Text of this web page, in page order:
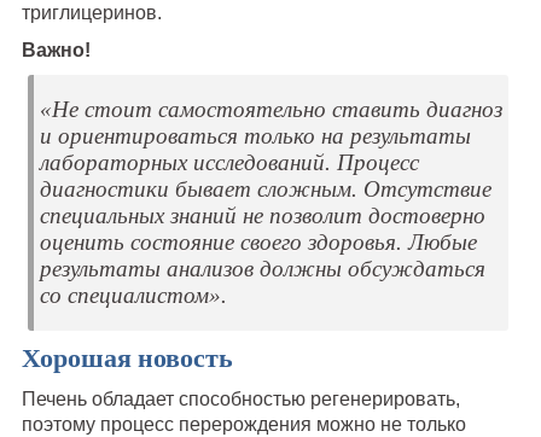
триглицеринов.
Важно!
«Не стоит самостоятельно ставить диагноз
и ориентироваться только на результаты
лабораторных исследований. Процесс
диагностики бывает сложным. Отсутствие
специальных знаний не позволит достоверно
оценить состояние своего здоровья. Любые
результаты анализов должны обсуждаться
со специалистом».
Хорошая новость
Печень обладает способностью регенерировать,
поэтому процесс перерождения можно не только